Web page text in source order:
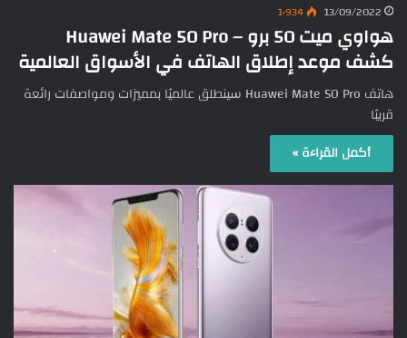
13/09/2022 1٬934
هواوي ميت 50 برو – Huawei Mate 50 Pro
كشف موعد إطلاق الهاتف في الأسواق العالمية
هاتف Huawei Mate 50 Pro سينطلق عالميًا بمميزات ومواصفات رائعة
قريبًا
أكمل القراءة »